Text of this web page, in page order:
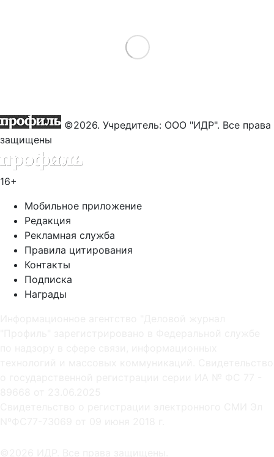
Load More
©2026. Учредитель: ООО "ИДР". Все права
защищены
16+
Мобильное приложение
Редакция
Рекламная служба
Правила цитирования
Контакты
Подписка
Награды